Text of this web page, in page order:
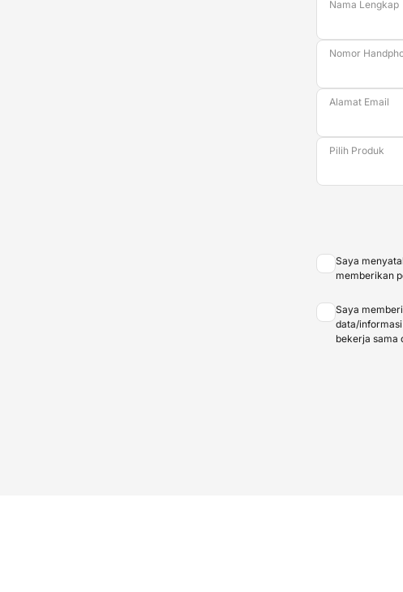
Nama Lengkap
Nomor
Alamat Email
Pilih Produk
Saya
memberikan
Saya
data/
bekerja sama